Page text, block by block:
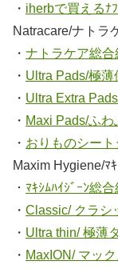
・ iherbで買えるﾅ
Natracare/ナトラ
・ ナトラケア総合
・ Ultra Pads/極
・ Ultra Extra
・ Maxi Pads/ふ
・ おりものシート
Maxim Hygiene/ﾏｷ
・ ﾏｷｼﾑﾊｲｼﾞｰﾝ総
・ Classic/ クラシ
・ Ultra thin/ 極薄
・ MaxION/ マッ